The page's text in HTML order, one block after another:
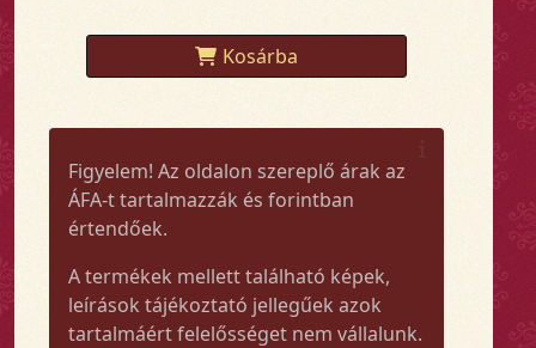
Kosárba
Figyelem! Az oldalon szereplő árak az
ÁFA-t tartalmazzák és forintban
értendőek.
A termékek mellett található képek,
leírások tájékoztató jellegűek azok
tartalmáért felelősséget nem vállalunk.